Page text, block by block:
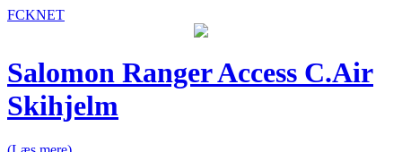
FCKNET
Salomon Ranger Access C.Air
Skihjelm